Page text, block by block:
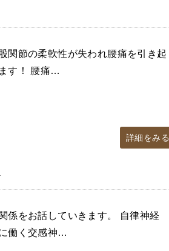
関節の柔軟性が失われ腰痛を引き起
す！ 腰痛…
詳細をみる
係をお話していきます。 自律神経
働く交感神…